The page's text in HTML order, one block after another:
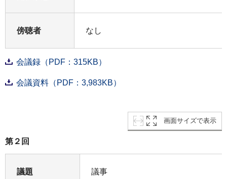
傍聴者 なし
会議録（PDF：315KB）
会議資料（PDF：3,983KB）
画面サイズで表示
第２回
議題 議事